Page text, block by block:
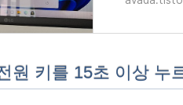
원 키를 15초 이상 누